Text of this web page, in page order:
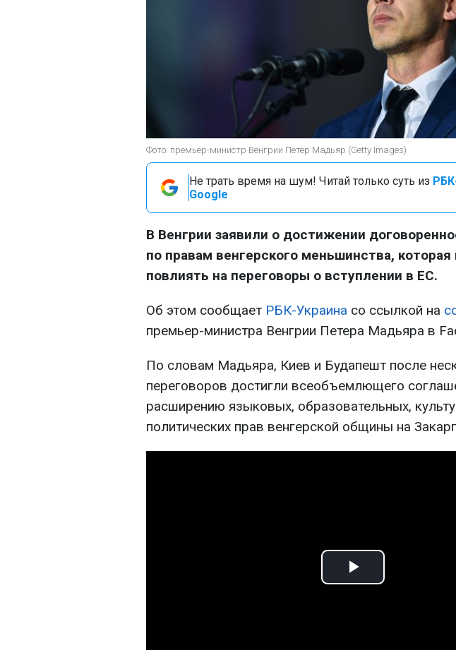
Фото: премьер-министр Венгрии Петер Мадьяр (Getty Images)
Не трать время на шум! Читай только суть из
Google
В Венгрии заявили о достижении
по правам венгерского меньшинства,
повлиять на переговоры о вступлении в ЕС.
Об этом сообщает РБК-Украина со ссылкой на
премьер-министра Венгрии Петера Мадьяра в
По словам Мадьяра, Киев и Будапешт после
переговоров достигли всеобъемлющего
расширению языковых, образовательных,
политических прав венгерской общины на
Play